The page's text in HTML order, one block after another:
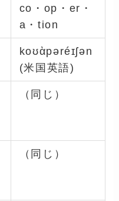
co・op・er・
a・tion
koʊὰpəréɪʃən
(米国英語)
（同じ）
（同じ）